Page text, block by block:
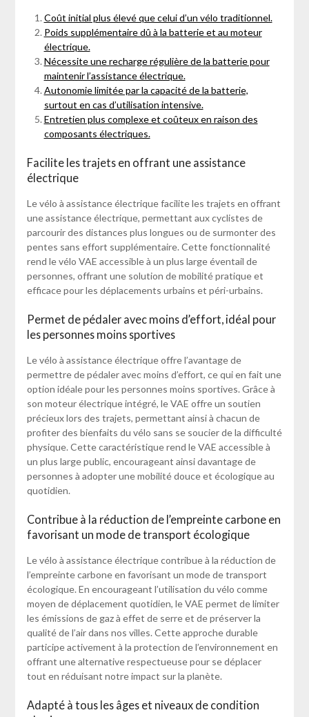
Coût initial plus élevé que celui d’un vélo traditionnel.
Poids supplémentaire dû à la batterie et au moteur
électrique.
Nécessite une recharge régulière de la batterie pour
maintenir l’assistance électrique.
Autonomie limitée par la capacité de la batterie,
surtout en cas d’utilisation intensive.
Entretien plus complexe et coûteux en raison des
composants électriques.
Facilite les trajets en offrant une assistance
électrique
Le vélo à assistance électrique facilite les trajets en offrant
une assistance électrique, permettant aux cyclistes de
parcourir des distances plus longues ou de surmonter des
pentes sans effort supplémentaire. Cette fonctionnalité
rend le vélo VAE accessible à un plus large éventail de
personnes, offrant une solution de mobilité pratique et
efficace pour les déplacements urbains et péri-urbains.
Permet de pédaler avec moins d’effort, idéal pour
les personnes moins sportives
Le vélo à assistance électrique offre l’avantage de
permettre de pédaler avec moins d’effort, ce qui en fait une
option idéale pour les personnes moins sportives. Grâce à
son moteur électrique intégré, le VAE offre un soutien
précieux lors des trajets, permettant ainsi à chacun de
profiter des bienfaits du vélo sans se soucier de la difficulté
physique. Cette caractéristique rend le VAE accessible à
un plus large public, encourageant ainsi davantage de
personnes à adopter une mobilité douce et écologique au
quotidien.
Contribue à la réduction de l’empreinte carbone en
favorisant un mode de transport écologique
Le vélo à assistance électrique contribue à la réduction de
l’empreinte carbone en favorisant un mode de transport
écologique. En encourageant l’utilisation du vélo comme
moyen de déplacement quotidien, le VAE permet de limiter
les émissions de gaz à effet de serre et de préserver la
qualité de l’air dans nos villes. Cette approche durable
participe activement à la protection de l’environnement en
offrant une alternative respectueuse pour se déplacer
tout en réduisant notre impact sur la planète.
Adapté à tous les âges et niveaux de condition